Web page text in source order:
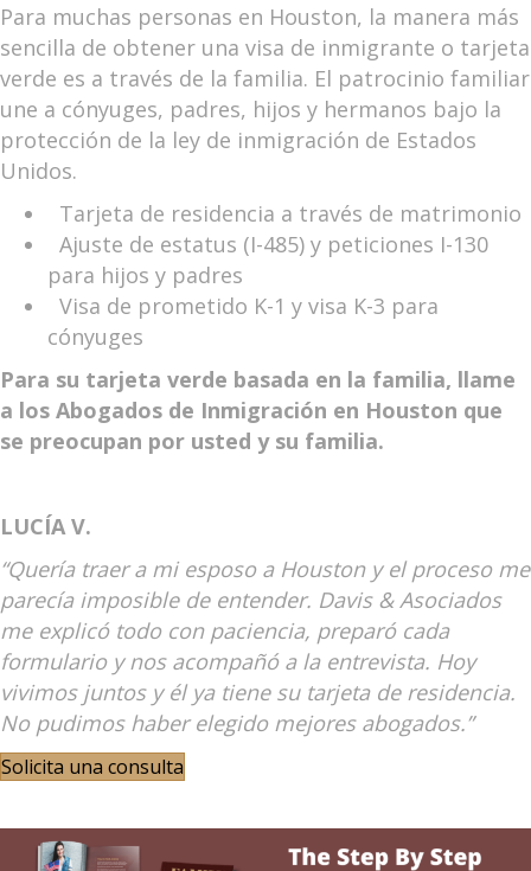
Para muchas personas en Houston, la manera más
sencilla de obtener una visa de inmigrante o tarjeta
verde es a través de la familia. El patrocinio familiar
une a cónyuges, padres, hijos y hermanos bajo la
protección de la ley de inmigración de Estados
Unidos.
Tarjeta de residencia a través de matrimonio
Ajuste de estatus (I-485) y peticiones I-130
para hijos y padres
Visa de prometido K-1 y visa K-3 para
cónyuges
Para su tarjeta verde basada en la familia, llame
a los Abogados de Inmigración en Houston que
se preocupan por usted y su familia.
LUCÍA V.
“Quería traer a mi esposo a Houston y el proceso me
parecía imposible de entender. Davis & Asociados
me explicó todo con paciencia, preparó cada
formulario y nos acompañó a la entrevista. Hoy
vivimos juntos y él ya tiene su tarjeta de residencia.
No pudimos haber elegido mejores abogados.”
Solicita una consulta